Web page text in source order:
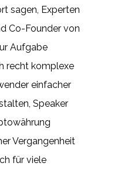
sagen, Experten
Co-Founder von
Aufgabe
recht komplexe
einfacher
Speaker
Vergangenheit
für viele